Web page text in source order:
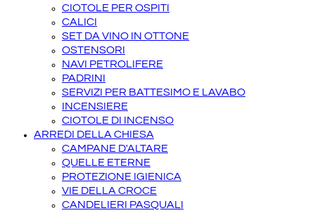
CIOTOLE PER OSPITI
CALICI
SET DA VINO IN OTTONE
OSTENSORI
NAVI PETROLIFERE
PADRINI
SERVIZI PER BATTESIMO E LAVABO
INCENSIERE
CIOTOLE DI INCENSO
ARREDI DELLA CHIESA
CAMPANE D'ALTARE
QUELLE ETERNE
PROTEZIONE IGIENICA
VIE DELLA CROCE
CANDELIERI PASQUALI